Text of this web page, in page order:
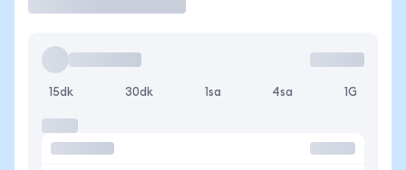
15dk 30dk 1sa 4sa 1G